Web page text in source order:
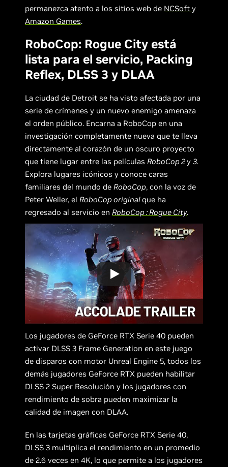
permanezca atento a los sitios web de NCSofty
Amazon Games.
RoboCop: Rogue City está
lista para el servicio, Packing
Reflex, DLSS 3 y DLAA
La ciudad de Detroit se ha visto afectada por una
serie de crímenes y un nuevo enemigo amenaza
el orden público. Encarna a RoboCop en una
investigación completamente nueva que te lleva
directamente al corazón de un oscuro proyecto
que tiene lugar entre las películasRoboCop 2y3.
Explora lugares icónicos y conoce caras
familiares del mundo deRoboCop, con la voz de
Peter Weller, elRoboCop originalque ha
regresado al servicio enRoboCop : Rogue City.
Los jugadores de GeForce RTX Serie 40 pueden
activar DLSS 3 Frame Generation en este juego
de disparos con motor Unreal Engine 5, todos los
demás jugadores GeForce RTX pueden habilitar
DLSS 2 Super Resolución y los jugadores con
rendimiento de sobra pueden maximizar la
calidad de imagen con DLAA.
En las tarjetas gráficas GeForce RTX Serie 40,
DLSS 3 multiplica el rendimiento en un promedio
de 2.6 veces en 4K, lo que permite a los jugadores